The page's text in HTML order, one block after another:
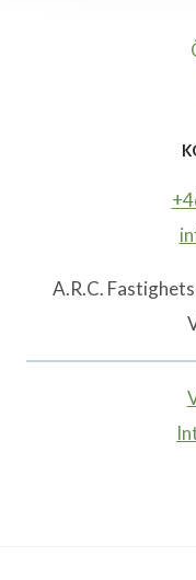
A.R.C.